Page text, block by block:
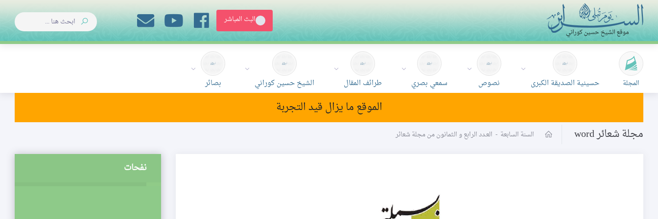
البث المباشر
المجلة حسينية الصديقة الكبرى نصوص سمعي بصري طرائف المقال الشيخ حسين كوراني بصائر
الموقع ما يزال قيد التجربة
مجلة شعائر word
السنة السابعة - العـدد الرابع و الثمانون من مجلة شعائر
نفحات